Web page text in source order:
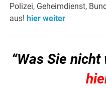
Polizei, Geheimdienst,
aus! hier weiter
“Was Sie